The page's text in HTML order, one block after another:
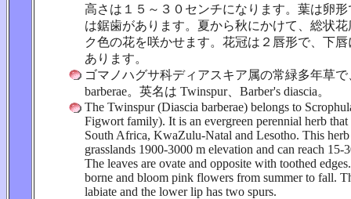
高さは１５～３０センチになります。葉は卵
は鋸歯があります。夏から秋にかけて、総状
ク色の花を咲かせます。花冠は２唇形で、下
あります。
ゴマノハグサ科ディアスキア属の常緑多年草で
barberae。英名は Twinspur、Barber's diascia。
The Twinspur (Diascia barberae) belongs to
Figwort family). It is an evergreen perennial herb that
South Africa, KwaZulu-Natal and Lesotho. This
grasslands 1900-3000 m elevation and can reach 15-
The leaves are ovate and opposite with toothed
borne and bloom pink flowers from summer to fall.
labiate and the lower lip has two spurs.